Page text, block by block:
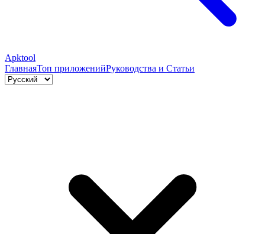
Apktool
ГлавнаяТоп приложенийРуководства и Статьи